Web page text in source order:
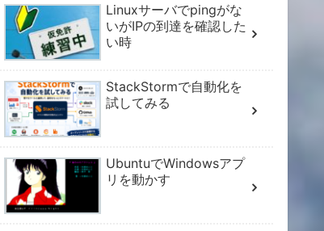
Linuxサーバでpingがな
いがIPの到達を確認した
い時
StackStormで自動化を
試してみる
UbuntuでWindowsアプ
リを動かす